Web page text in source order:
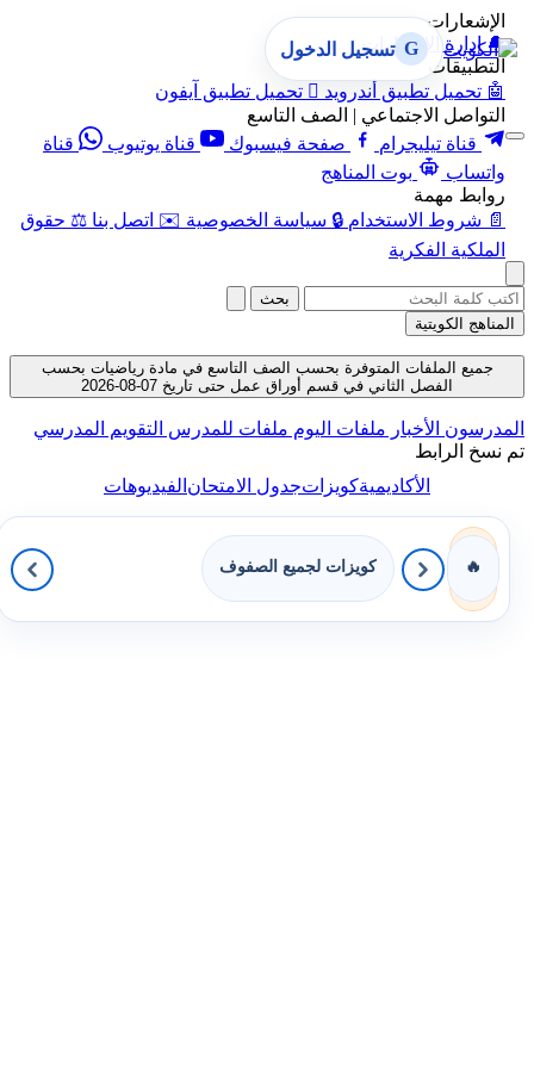
الإشعارات
🔔 إدارة الإشعارات
التطبيقات
🤖 تحميل تطبيق أندرويد  تحميل تطبيق آيفون
التواصل الاجتماعي | الصف التاسع
قناة تيليجرام
صفحة فيسبوك قناة يوتيوب
قناة
واتساب
بوت المناهج
روابط مهمة
📄 شروط الاستخدام 🔒 سياسة الخصوصية ✉️ اتصل بنا ⚖️ حقوق
الملكية الفكرية
G تسجيل الدخول
بحث
المناهج الكويتية
جميع الملفات المتوفرة بحسب الصف التاسع في مادة رياضيات بحسب
الفصل الثاني في قسم أوراق عمل حتى تاريخ 07-08-2026
المدرسون الأخبار ملفات اليوم ملفات للمدرس التقويم المدرسي
تم نسخ الرابط
الأكاديميةكويزاتجدول الامتحانالفيديوهات
🔥 كويزات لجميع الصفوف